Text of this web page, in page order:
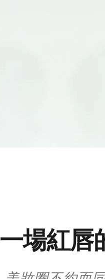
一場紅唇